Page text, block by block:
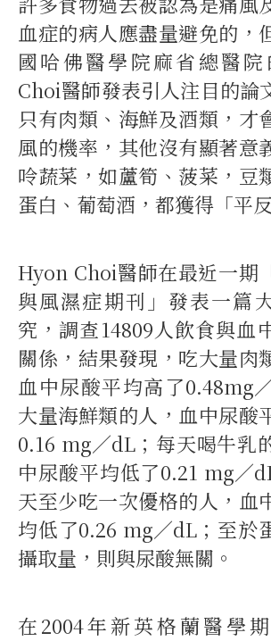
血症的病人應盡量避免的，
國哈佛醫學院麻省總醫院
Choi醫師發表引人注目的論
只有肉類、海鮮及酒類，才
風的機率，其他沒有顯著意
呤蔬菜，如蘆筍、菠菜，豆
蛋白、葡萄酒，都獲得「平
Hyon Choi醫師在最近一期
與風濕症期刊」發表一篇
究，調查14809人飲食與血
關係，結果發現，吃大量肉
血中尿酸平均高了
大量海鮮類的人，血中尿酸
0.16 mg∕dL；每天喝牛乳
中尿酸平均低了0.21
天至少吃一次優格的人，血
均低了0.26 mg∕dL；至於
攝取量，則與尿酸無關。
在2004年新英格蘭醫學